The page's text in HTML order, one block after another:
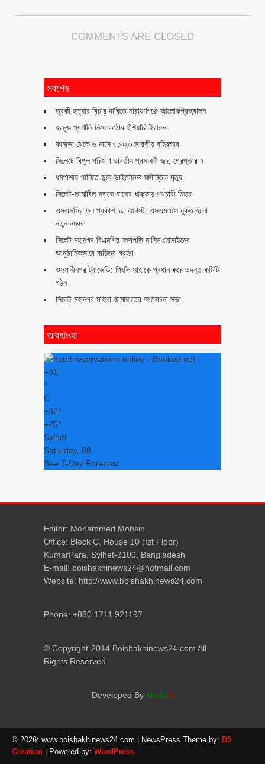
COMMENTS ARE CLOSED
সর্বশেষ
ত্বকী হত্যার বিচার দাবিতে নারায়ণগঞ্জে আলোকপ্রজ্বালন
হরমুজ প্রণালি নিয়ে কঠোর হুঁশিয়ারি ইরানের
কানাডা থেকে ৬ মাসে ৩,৩২৩ ভারতীয় বহিষ্কার
সিলেটে বিপুল পরিমাণ ভারতীয় প্রসাধনী জব্দ, গ্রেপ্তার ২
ধর্মপাশায় পানিতে ডুবে ভাইবোনের মর্মান্তিক মৃত্যু
সিলেট-তামাবিল সড়কে বাসের ধাক্কায় পথচারী নিহত
এসএসসির ফল প্রকাশ ১০ আগস্ট, এসএমএসে যুক্ত হলো
নতুন নম্বর
সিলেট মহানগর বিএনপির সভাপতি নাসিম হোসাইনের
আনুষ্ঠানিকভাবে দায়িত্ব গ্রহণ
ওসমানীনগর ট্রাজেডি: পিংকি সাহাকে প্রধান করে তদন্ত কমিটি
গঠন
সিলেট মহানগর মহিলা জামায়াতের আলোচনা সভা
আবহাওয়া
+31
°
C
+32°
+25°
Sylhet
Saturday, 08
See 7-Day Forecast
Editor: Mohammed Mohsin
Office: Block C, House 10 (Ist Floor)
KumarPara, Sylhet-3100, Bangladesh
E-mail: boishakhinews24@hotmail.com
Website: http://www.boishakhinews24.com
Phone: +880 1711 921197
© Copyright-2014 Boishakhinews24.com All
Rights Reserved
Developed By Mediait
© 2026: www.boishakhinews24.com | NewsPress Theme by: D5
Creation | Powered by: WordPress